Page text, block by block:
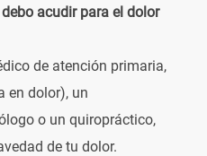
acudir para el dolor
de atención primaria,
en dolor), un
o un quiropráctico,
de tu dolor.